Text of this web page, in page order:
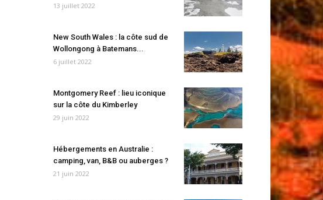
13 juillet 2022
New South Wales : la côte sud de
Wollongong à Batemans...
6 juillet 2022
Montgomery Reef : lieu iconique
sur la côte du Kimberley
29 juin 2022
Hébergements en Australie :
camping, van, B&B ou auberges ?
21 juin 2022